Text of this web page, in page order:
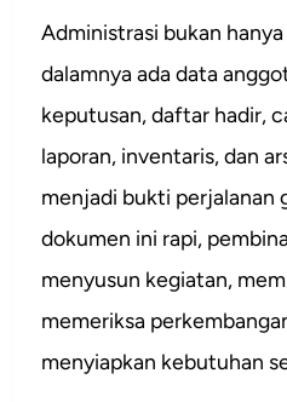
Administrasi bukan
dalamnya ada data
keputusan, daftar hadir,
laporan, inventaris, dan
menjadi bukti perjalanan
dokumen ini rapi,
menyusun kegiatan,
memeriksa
menyiapkan kebutuhan